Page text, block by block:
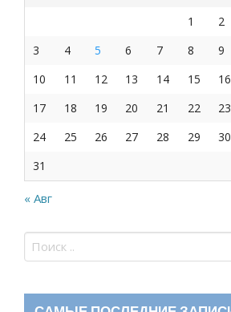
1
2
3
4 5 6 7 8
9
10
11 12 13 14 15
16
17
18 19 20 21 22
23
24
25 26 27 28 29
30
31
« Авг